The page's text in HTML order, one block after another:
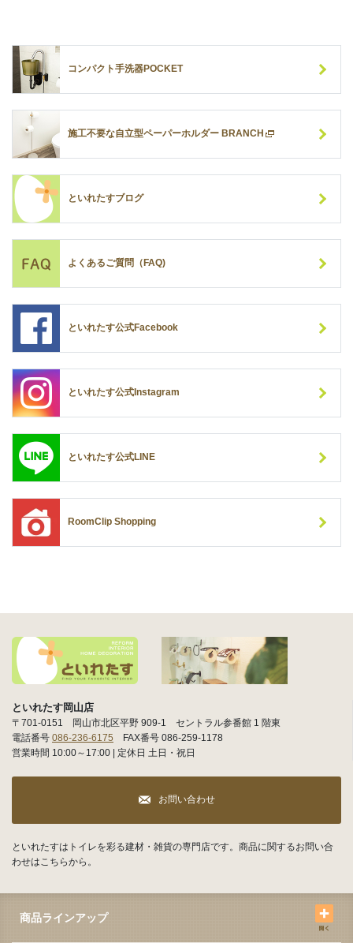
コンパクト手洗器POCKET
施工不要な自立型ペーパーホルダー BRANCH
といれたすブログ
よくあるご質問（FAQ)
といれたす公式Facebook
といれたす公式Instagram
といれたす公式LINE
RoomClip Shopping
といれたす岡山店
〒701-0151 岡山市北区平野 909-1 セントラル参番館 1 階東
電話番号 086-236-6175 FAX番号 086-259-1178
営業時間 10:00～17:00 | 定休日 土日・祝日
お問い合わせ
といれたすはトイレを彩る建材・雑貨の専門店です。商品に関するお問い合
わせはこちらから。
商品ラインアップ